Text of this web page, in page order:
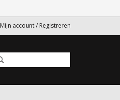
Mijn account / Registreren